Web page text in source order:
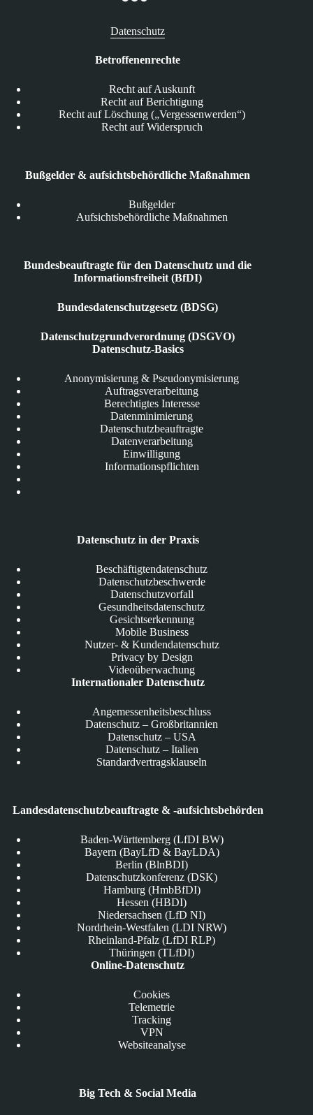
Datenschutz
Betroffenenrechte
Recht auf Auskunft
Recht auf Berichtigung
Recht auf Löschung („Vergessenwerden“)
Recht auf Widerspruch
Bußgelder & aufsichtsbehördliche Maßnahmen
Bußgelder
Aufsichtsbehördliche Maßnahmen
Bundesbeauftragte für den Datenschutz und die
Informationsfreiheit (BfDI)
Bundesdatenschutzgesetz (BDSG)
Datenschutzgrundverordnung (DSGVO)
Datenschutz-Basics
Anonymisierung & Pseudonymisierung
Auftragsverarbeitung
Berechtigtes Interesse
Datenminimierung
Datenschutzbeauftragte
Datenverarbeitung
Einwilligung
Informationspflichten
Datenschutz in der Praxis
Beschäftigtendatenschutz
Datenschutzbeschwerde
Datenschutzvorfall
Gesundheitsdatenschutz
Gesichtserkennung
Mobile Business
Nutzer- & Kundendatenschutz
Privacy by Design
Videoüberwachung
Internationaler Datenschutz
Angemessenheitsbeschluss
Datenschutz – Großbritannien
Datenschutz – USA
Datenschutz – Italien
Standardvertragsklauseln
Landesdatenschutzbeauftragte & -aufsichtsbehörden
Baden-Württemberg (LfDI BW)
Bayern (BayLfD & BayLDA)
Berlin (BlnBDI)
Datenschutzkonferenz (DSK)
Hamburg (HmbBfDI)
Hessen (HBDI)
Niedersachsen (LfD NI)
Nordrhein-Westfalen (LDI NRW)
Rheinland-Pfalz (LfDI RLP)
Thüringen (TLfDI)
Online-Datenschutz
Cookies
Telemetrie
Tracking
VPN
Websiteanalyse
Big Tech & Social Media